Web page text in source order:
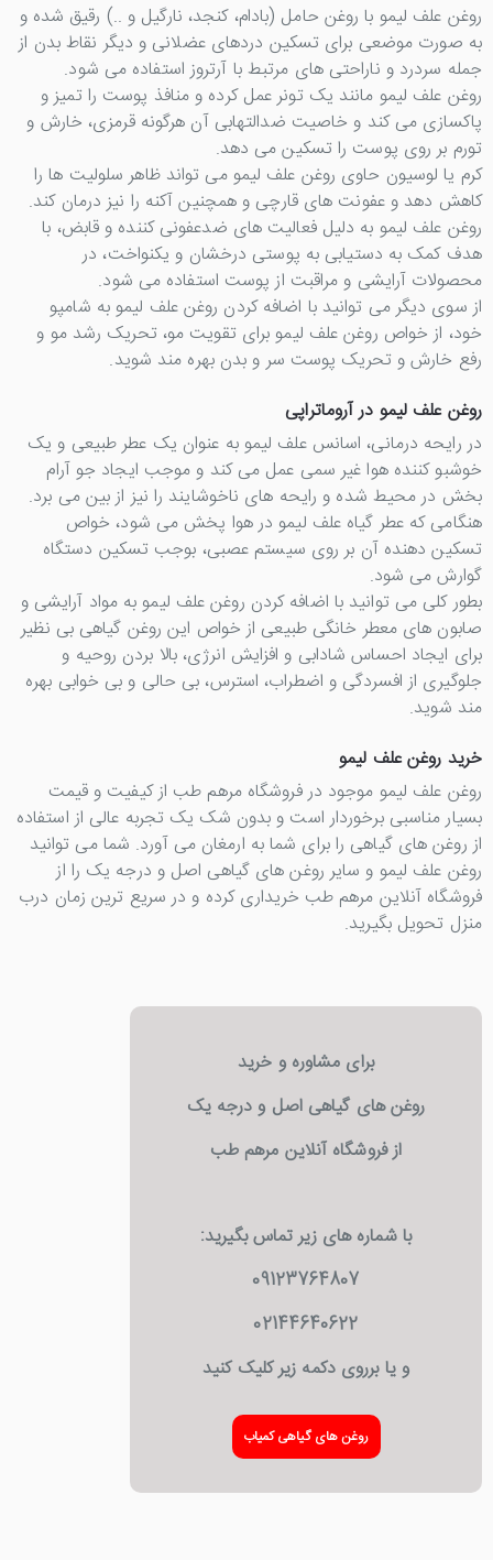
روغن علف لیمو با روغن حامل (بادام، کنجد، نارگیل و ..) رقیق شده و
به صورت موضعی برای تسکین دردهای عضلانی و دیگر نقاط بدن از
جمله سردرد و ناراحتی های مرتبط با آرتروز استفاده می شود.
روغن علف لیمو مانند یک تونر عمل کرده و منافذ پوست را تمیز و
پاکسازی می کند و خاصیت ضدالتهابی آن هرگونه قرمزی، خارش و
تورم بر روی پوست را تسکین می دهد.
کرم یا لوسیون حاوی روغن علف لیمو می تواند ظاهر سلولیت ها را
کاهش دهد و عفونت های قارچی و همچنین آکنه را نیز درمان کند.
روغن علف لیمو به دلیل فعالیت های ضدعفونی کننده و قابض، با
هدف کمک به دستیابی به پوستی درخشان و یکنواخت، در
محصولات آرایشی و مراقبت از پوست استفاده می شود.
از سوی دیگر می توانید با اضافه کردن روغن علف لیمو به شامپو
خود، از خواص روغن علف لیمو برای تقویت مو، تحریک رشد مو و
رفع خارش و تحریک پوست سر و بدن بهره مند شوید.
روغن علف لیمو در آروماتراپی
در رایحه درمانی، اسانس علف لیمو به عنوان یک عطر طبیعی و یک
خوشبو کننده هوا غیر سمی عمل می کند و موجب ایجاد جو آرام
بخش در محیط شده و رایحه های ناخوشایند را نیز از بین می برد.
هنگامی که عطر گیاه علف لیمو در هوا پخش می شود، خواص
تسکین دهنده آن بر روی سیستم عصبی، بوجب تسکین دستگاه
گوارش می شود.
بطور کلی می توانید با اضافه کردن روغن علف لیمو به مواد آرایشی و
صابون های معطر خانگی طبیعی از خواص این روغن گیاهی بی نظیر
برای ایجاد احساس شادابی و افزایش انرژی، بالا بردن روحیه و
جلوگیری از افسردگی و اضطراب، استرس، بی حالی و بی خوابی بهره
مند شوید.
خرید روغن علف لیمو
روغن علف لیمو موجود در فروشگاه مرهم طب از کیفیت و قیمت
بسیار مناسبی برخوردار است و بدون شک یک تجربه عالی از استفاده
از روغن های گیاهی را برای شما به ارمغان می آورد. شما می توانید
روغن علف لیمو و سایر روغن های گیاهی اصل و درجه یک را از
فروشگاه آنلاین مرهم طب خریداری کرده و در سریع ترین زمان درب
منزل تحویل بگیرید.
برای مشاوره و خرید
روغن های گیاهی اصل و درجه یک
از فروشگاه آنلاین مرهم طب
با شماره های زیر تماس بگیرید:
09123764807
02144640622
و یا برروی دکمه زیر کلیک کنید
روغن های گیاهی کمیاب